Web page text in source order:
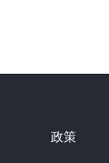
政策